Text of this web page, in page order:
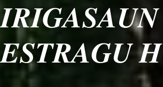
𝑬𝑺𝑻𝑹𝑨𝑮𝑼